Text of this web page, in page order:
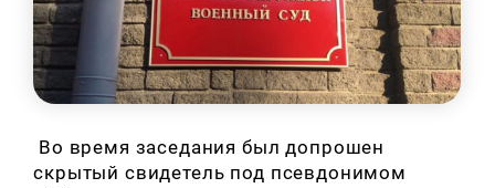
Во время заседания был допрошен
скрытый свидетель под псевдонимом